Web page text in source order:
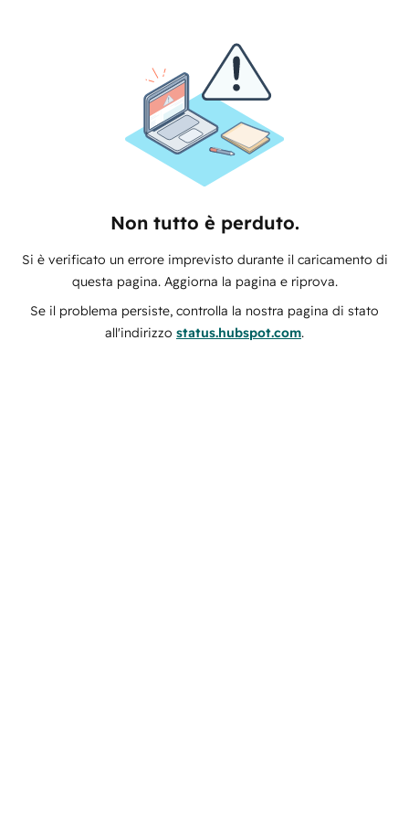
Non tutto è perduto.
Si è verificato un errore imprevisto durante il caricamento di
questa pagina. Aggiorna la pagina e riprova.
Se il problema persiste, controlla la nostra pagina di stato
all'indirizzo status.hubspot.com.